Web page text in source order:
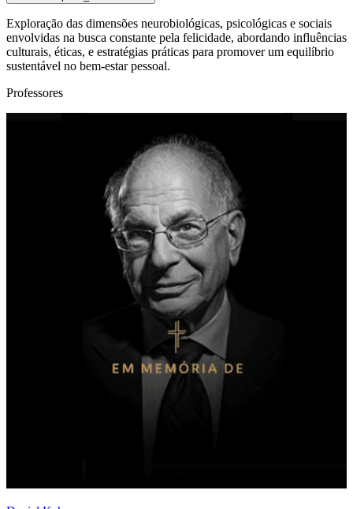
Exploração das dimensões neurobiológicas, psicológicas e sociais
envolvidas na busca constante pela felicidade, abordando influências
culturais, éticas, e estratégias práticas para promover um equilíbrio
sustentável no bem-estar pessoal.
Professores